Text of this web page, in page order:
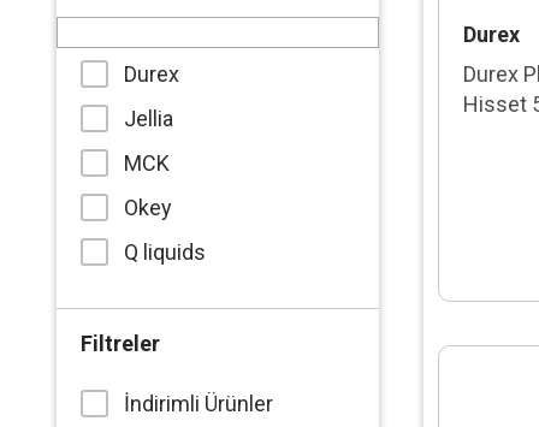
Durex
Jellia
MCK
Okey
Q liquids
Filtreler
İndirimli Ürünler
Durex
Durex
Hisset